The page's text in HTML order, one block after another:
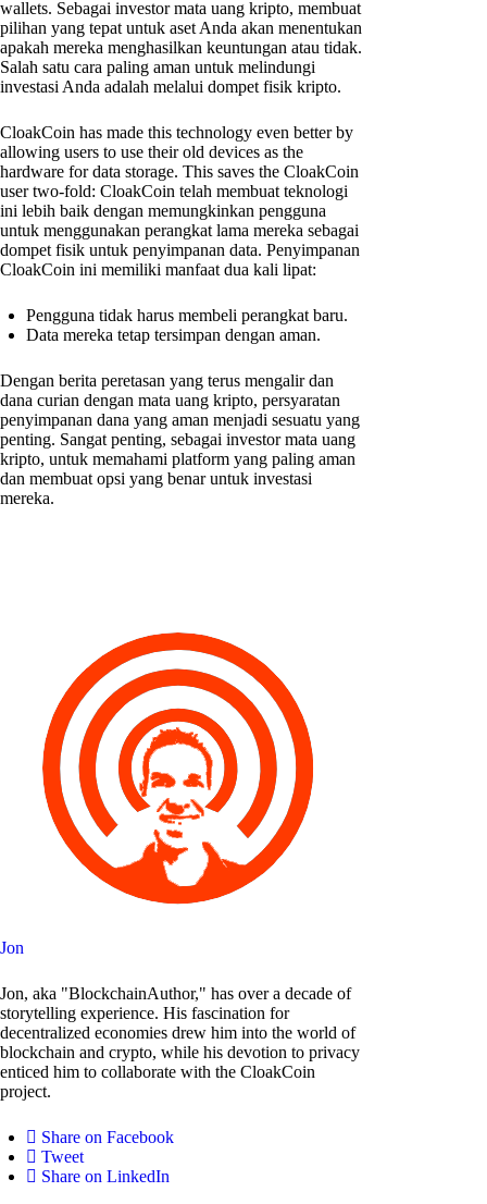
wallets. Sebagai investor mata uang kripto, membuat
pilihan yang tepat untuk aset Anda akan menentukan
apakah mereka menghasilkan keuntungan atau tidak.
Salah satu cara paling aman untuk melindungi
investasi Anda adalah melalui dompet fisik kripto.
CloakCoin has made this technology even better by
allowing users to use their old devices as the
hardware for data storage. This saves the CloakCoin
user two-fold: CloakCoin telah membuat teknologi
ini lebih baik dengan memungkinkan pengguna
untuk menggunakan perangkat lama mereka sebagai
dompet fisik untuk penyimpanan data. Penyimpanan
CloakCoin ini memiliki manfaat dua kali lipat:
Pengguna tidak harus membeli perangkat baru.
Data mereka tetap tersimpan dengan aman.
Dengan berita peretasan yang terus mengalir dan
dana curian dengan mata uang kripto, persyaratan
penyimpanan dana yang aman menjadi sesuatu yang
penting. Sangat penting, sebagai investor mata uang
kripto, untuk memahami platform yang paling aman
dan membuat opsi yang benar untuk investasi
mereka.
Jon
Jon, aka "BlockchainAuthor," has over a decade of
storytelling experience. His fascination for
decentralized economies drew him into the world of
blockchain and crypto, while his devotion to privacy
enticed him to collaborate with the CloakCoin
project.
Share on Facebook
Tweet
Share on LinkedIn